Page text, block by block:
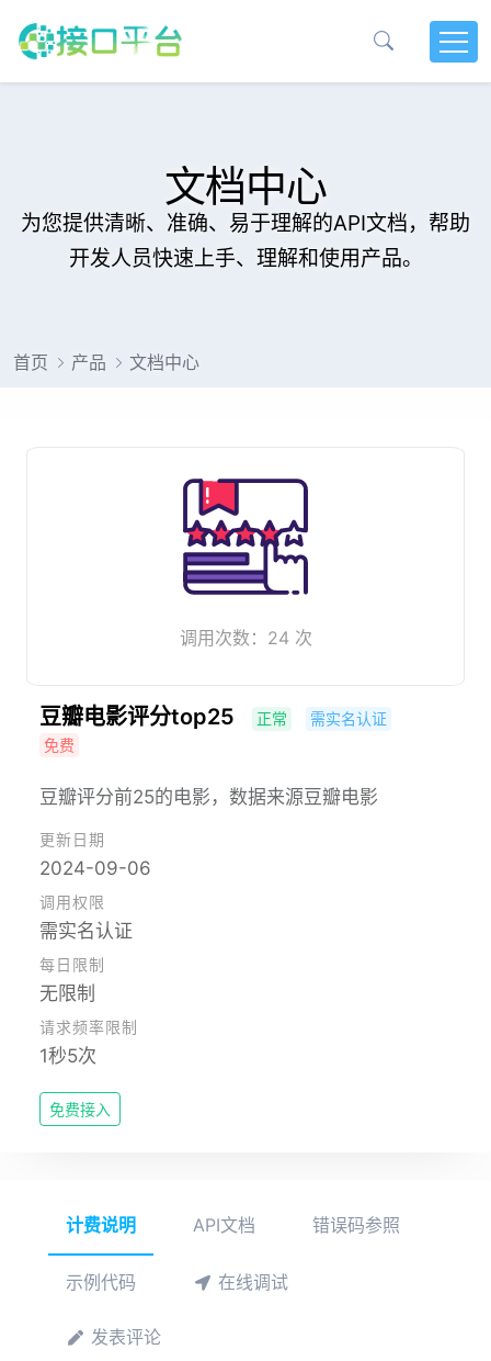
文档中心
为您提供清晰、准确、易于理解的API文档，帮助
开发人员快速上手、理解和使用产品。
首页 产品 文档中心
调用次数：24 次
豆瓣电影评分top25 正常
需实名认证
免费
豆瓣评分前25的电影，数据来源豆瓣电影
更新日期
2024-09-06
调用权限
需实名认证
每日限制
无限制
请求频率限制
1秒5次
免费接入
计费说明 API文档 错误码参照
示例代码 在线调试
发表评论